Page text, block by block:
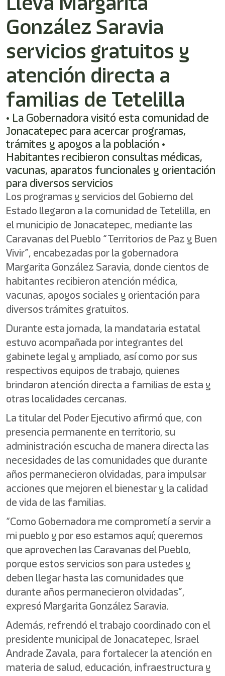
González Saravia
servicios gratuitos y
atención directa a
familias de Tetelilla
• La Gobernadora visitó esta comunidad de
Jonacatepec para acercar programas,
trámites y apoyos a la población •
Habitantes recibieron consultas médicas,
vacunas, aparatos funcionales y orientación
para diversos servicios
Los programas y servicios del Gobierno del
Estado llegaron a la comunidad de Tetelilla, en
el municipio de Jonacatepec, mediante las
Caravanas del Pueblo “Territorios de Paz y Buen
Vivir”, encabezadas por la gobernadora
Margarita González Saravia, donde cientos de
habitantes recibieron atención médica,
vacunas, apoyos sociales y orientación para
diversos trámites gratuitos.
Durante esta jornada, la mandataria estatal
estuvo acompañada por integrantes del
gabinete legal y ampliado, así como por sus
respectivos equipos de trabajo, quienes
brindaron atención directa a familias de esta y
otras localidades cercanas.
La titular del Poder Ejecutivo afirmó que, con
presencia permanente en territorio, su
administración escucha de manera directa las
necesidades de las comunidades que durante
años permanecieron olvidadas, para impulsar
acciones que mejoren el bienestar y la calidad
de vida de las familias.
“Como Gobernadora me comprometí a servir a
mi pueblo y por eso estamos aquí; queremos
que aprovechen las Caravanas del Pueblo,
porque estos servicios son para ustedes y
deben llegar hasta las comunidades que
durante años permanecieron olvidadas”,
expresó Margarita González Saravia.
Además, refrendó el trabajo coordinado con el
presidente municipal de Jonacatepec, Israel
Andrade Zavala, para fortalecer la atención en
materia de salud, educación, infraestructura y